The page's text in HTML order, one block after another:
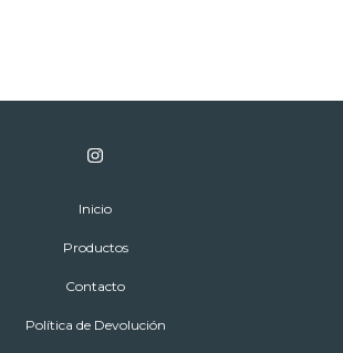
Inicio
Productos
Contacto
Política de Devolución